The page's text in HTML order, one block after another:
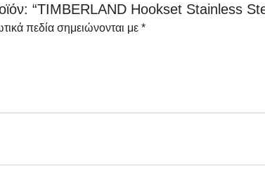
“TIMBERLAND Hookset Stainless
πεδία σημειώνονται με *